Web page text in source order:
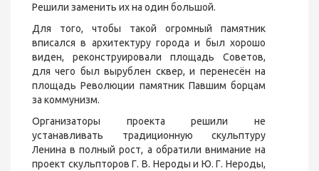
Решили заменить их на один большой.
Для того, чтобы такой огромный памятник
вписался в архитектуру города и был хорошо
виден, реконструировали площадь Советов,
для чего был вырублен сквер, и перенесён на
площадь Революции памятник Павшим борцам
за коммунизм.
Организаторы проекта решили не
устанавливать традиционную скульптуру
Ленина в полный рост, а обратили внимание на
проект скульпторов Г. В. Нероды и Ю. Г. Нероды,